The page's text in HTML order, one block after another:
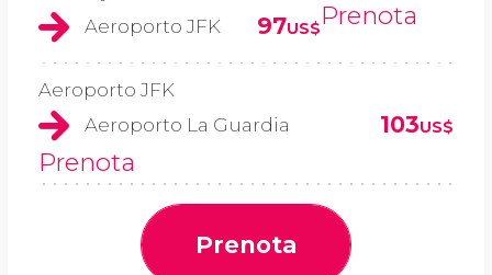
Aeroporto JFK
97US$Prenota
Aeroporto JFK
Aeroporto La Guardia
103US$
Prenota
Prenota